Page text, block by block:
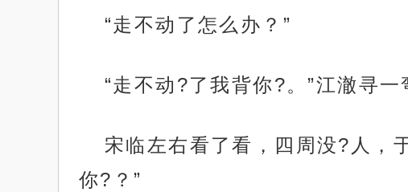
“走不动了怎么办？”
“走不动?了我背你?。”江澈寻一
宋临左右看了看，四周没?人，
你?？”